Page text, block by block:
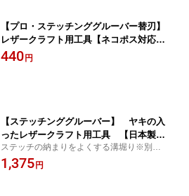
【プロ・ステッチンググルーバー替刃】
レザークラフト用工具【ネコポス対応】
｜ レザークラフト レザー 革 工具 道具
440 円
【ステッチンググルーバー】 ヤキの入
ったレザークラフト用工具 【日本製】
｜ レザークラフト レザー 革 工具 道具
手縫い ハンドソーイング
ステッチの納まりをよくする溝堀り※別売
りで替刃もあります。
1,375 円